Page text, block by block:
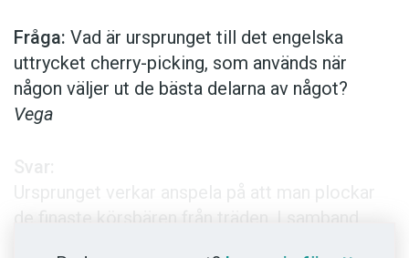
Artiklar
Krönikor
Språkfrågor
Skrivtips
Fråga: Vad är ursprunget till det engelska
uttrycket cherry-picking, som används när
någon väljer ut de bästa delarna av något?
Vega
de finaste körsbären från träden. I samband